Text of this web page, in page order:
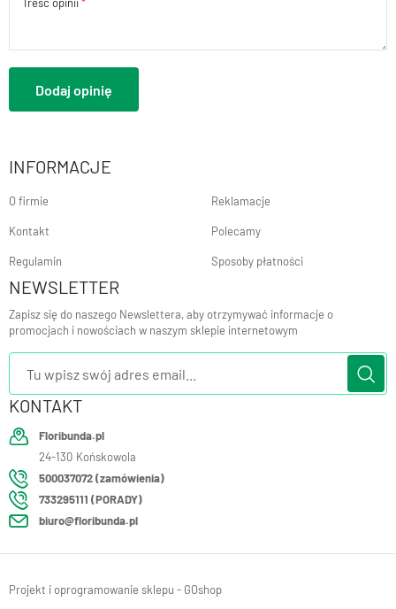
Dodaj opinię
INFORMACJE
O firmie
Kontakt
Regulamin
Reklamacje
Polecamy
Sposoby płatności
NEWSLETTER
Zapisz się do naszego Newslettera, aby otrzymywać informacje o
promocjach i nowościach w naszym sklepie internetowym
KONTAKT
Floribunda.pl
24-130 Końskowola
500037072 (zamówienia)
733295111 (PORADY)
biuro@floribunda.pl
Projekt i oprogramowanie sklepu - GOshop